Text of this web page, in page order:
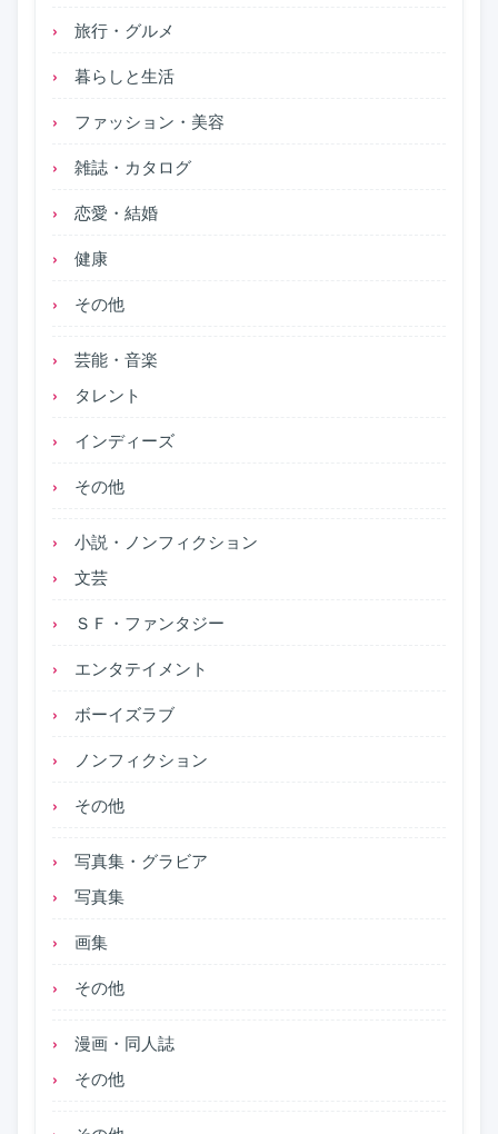
旅行・グルメ
暮らしと生活
ファッション・美容
雑誌・カタログ
恋愛・結婚
健康
その他
芸能・音楽
タレント
インディーズ
その他
小説・ノンフィクション
文芸
ＳＦ・ファンタジー
エンタテイメント
ボーイズラブ
ノンフィクション
その他
写真集・グラビア
写真集
画集
その他
漫画・同人誌
その他